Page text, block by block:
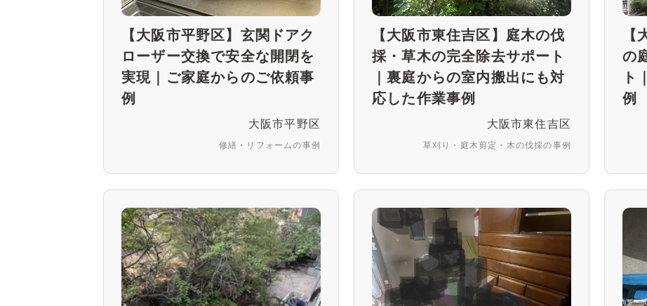
【大阪市平野区】玄関ドアク
ローザー交換で安全な開閉を
実現｜ご家庭からのご依頼事
例
大阪市平野区
修繕・リフォームの事例
【大阪市東住吉区】庭木の伐
採・草木の完全除去サポート
｜裏庭からの室内搬出にも対
応した作業事例
大阪市東住吉区
草刈り・庭木剪定・木の伐採の事例
の
ト
例